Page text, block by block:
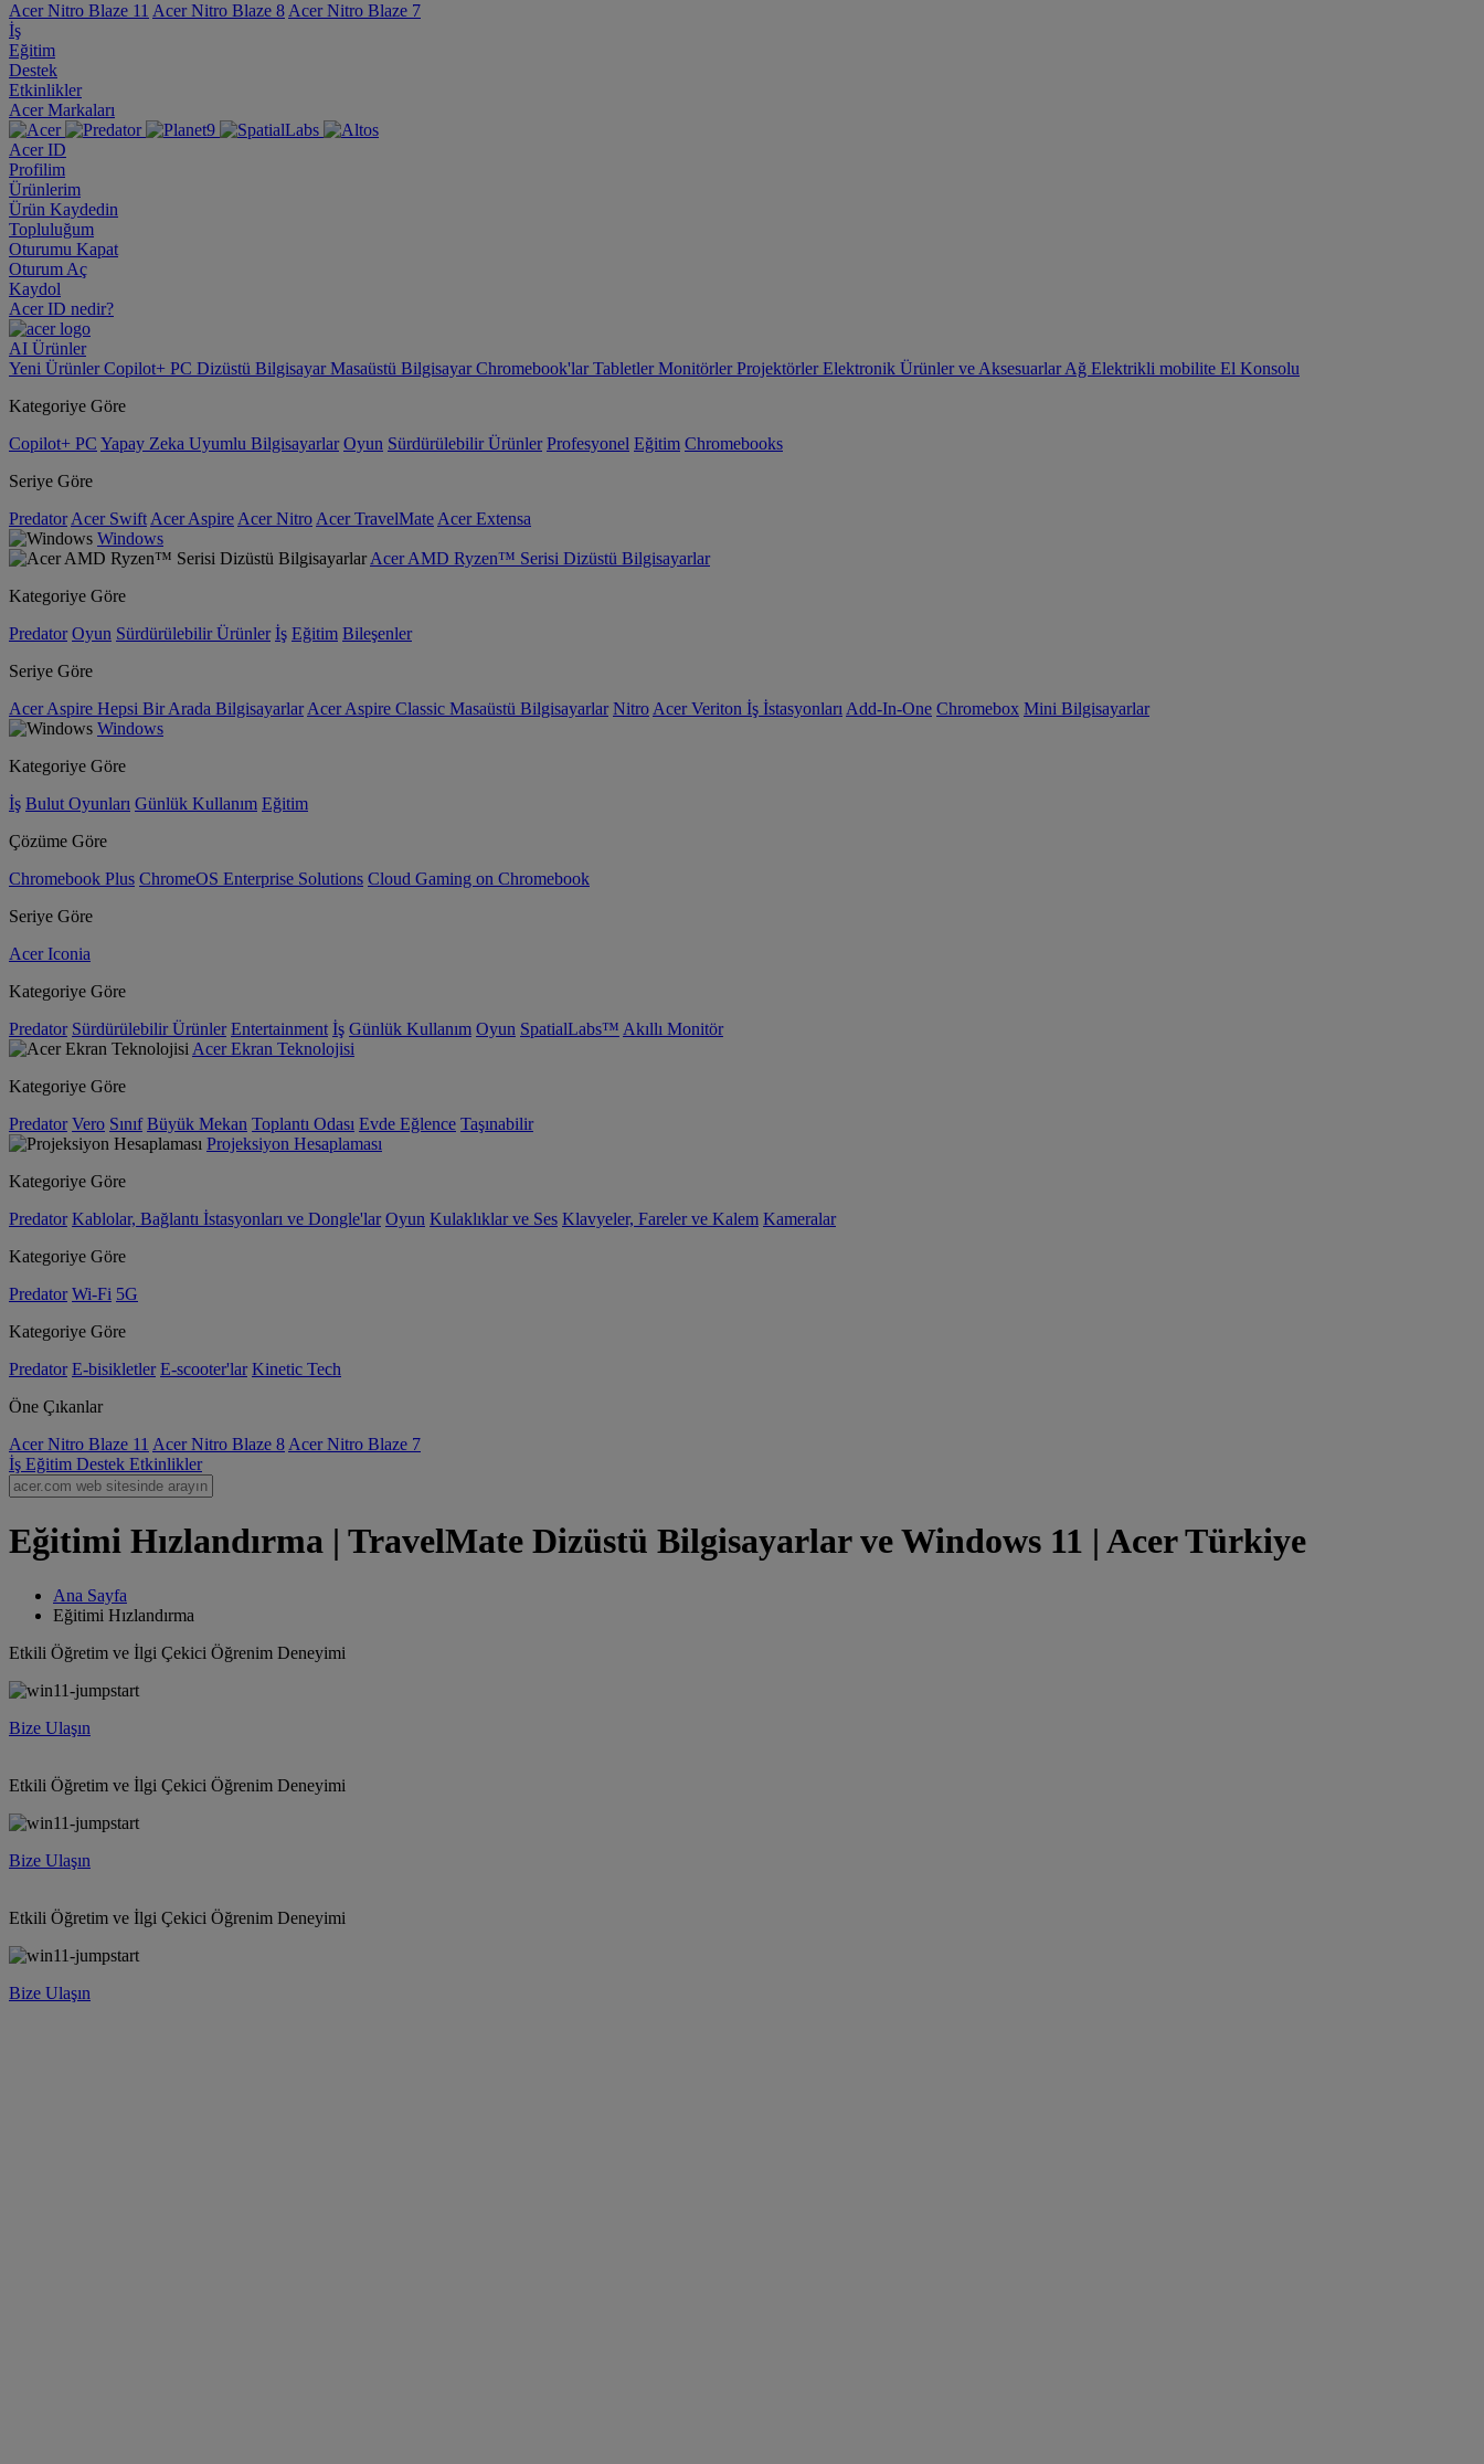
Acer Nitro Blaze 11 Acer Nitro Blaze 8 Acer Nitro Blaze 7
İş
Eğitim
Destek
Etkinlikler
Acer Markaları
Acer ID
Profilim
Ürünlerim
Ürün Kaydedin
Topluluğum
Oturumu Kapat
Oturum Aç
Kaydol
Acer ID nedir?
AI Ürünler
Yeni ÜrünlerCopilot+ PC Dizüstü BilgisayarMasaüstü BilgisayarChromebook'larTabletlerMonitörlerProjektörlerElektronik Ürünler ve AksesuarlarAğ Elektrikli mobilite El Konsolu
Kategoriye Göre
Copilot+ PC Yapay Zeka Uyumlu Bilgisayarlar Oyun Sürdürülebilir Ürünler Profesyonel Eğitim Chromebooks
Seriye Göre
Predator Acer Swift Acer Aspire Acer Nitro Acer TravelMate Acer Extensa
Windows
Acer AMD Ryzen™ Serisi Dizüstü Bilgisayarlar
Kategoriye Göre
Predator Oyun Sürdürülebilir Ürünler İş Eğitim Bileşenler
Seriye Göre
Acer Aspire Hepsi Bir Arada Bilgisayarlar Acer Aspire Classic Masaüstü Bilgisayarlar Nitro Acer Veriton İş İstasyonları Add-In-One Chromebox Mini Bilgisayarlar
Windows
Kategoriye Göre
İş Bulut Oyunları Günlük Kullanım Eğitim
Çözüme Göre
Chromebook Plus ChromeOS Enterprise Solutions Cloud Gaming on Chromebook
Seriye Göre
Acer Iconia
Kategoriye Göre
Predator Sürdürülebilir Ürünler Entertainment İş Günlük Kullanım Oyun SpatialLabs™ Akıllı Monitör
Acer Ekran Teknolojisi
Kategoriye Göre
Predator Vero Sınıf Büyük Mekan Toplantı Odası Evde Eğlence Taşınabilir
Projeksiyon Hesaplaması
Kategoriye Göre
Predator Kablolar, Bağlantı İstasyonları ve Dongle'lar Oyun Kulaklıklar ve Ses Klavyeler, Fareler ve Kalem Kameralar
Kategoriye Göre
Predator Wi-Fi 5G
Kategoriye Göre
Predator E-bisikletler E-scooter'lar Kinetic Tech
Öne Çıkanlar
Acer Nitro Blaze 11 Acer Nitro Blaze 8 Acer Nitro Blaze 7
İş Eğitim Destek Etkinlikler
Eğitimi Hızlandırma | TravelMate Dizüstü Bilgisayarlar ve Windows 11 | Acer Türkiye
Ana Sayfa
Eğitimi Hızlandırma
Etkili Öğretim ve İlgi Çekici Öğrenim Deneyimi
Bize Ulaşın
Etkili Öğretim ve İlgi Çekici Öğrenim Deneyimi
Bize Ulaşın
Etkili Öğretim ve İlgi Çekici Öğrenim Deneyimi
Bize Ulaşın